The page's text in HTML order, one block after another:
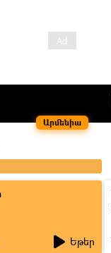
Արմենիա
Եթեր